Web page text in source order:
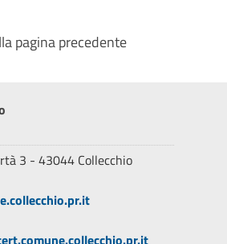
pagina precedente
3 - 43044 Collecchio